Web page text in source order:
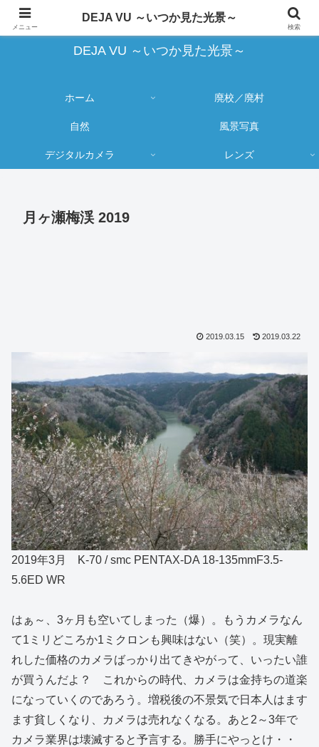
蔵出し写真の大売り出しとカメラ物欲のブログ
DEJA VU ～いつか見た光景～
ホーム 廃校／廃村
自然 風景写真
デジタルカメラ レンズ
月ヶ瀬梅渓 2019
2019.03.15 2019.03.22
2019年3月 K-70 / smc PENTAX-DA 18-135mmF3.5-
5.6ED WR
はぁ～、3ヶ月も空いてしまった（爆）。もうカメラなん
て1ミリどころか1ミクロンも興味はない（笑）。現実離
れした価格のカメラばっかり出てきやがって、いったい誰
が買うんだよ？ これからの時代、カメラは金持ちの道楽
になっていくのであろう。増税後の不景気で日本人はます
ます貧しくなり、カメラは売れなくなる。あと2～3年で
カメラ業界は壊滅すると予言する。勝手にやっとけ・・
メニュー
DEJA VU ～いつか見た光景～
検索